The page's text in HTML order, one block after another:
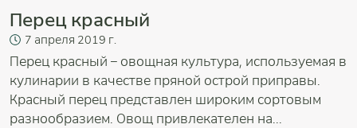
Перец красный
7 апреля 2019 г.
Перец красный – овощная культура, используемая в
кулинарии в качестве пряной острой приправы.
Красный перец представлен широким сортовым
разнообразием. Овощ привлекателен на...